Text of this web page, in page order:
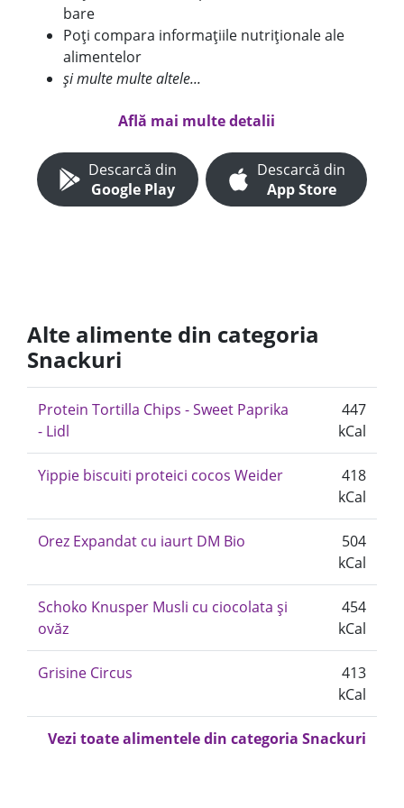
bare
Poți compara informațiile nutriționale ale
alimentelor
și multe multe altele...
Află mai multe detalii
Descarcă din
Google Play
Descarcă din
App Store
Alte alimente din categoria
Snackuri
Protein Tortilla Chips - Sweet Paprika
- Lidl
447
kCal
Yippie biscuiti proteici cocos Weider
418
kCal
Orez Expandat cu iaurt DM Bio
504
kCal
Schoko Knusper Musli cu ciocolata și
ovăz
454
kCal
Grisine Circus
413
kCal
Vezi toate alimentele din categoria Snackuri